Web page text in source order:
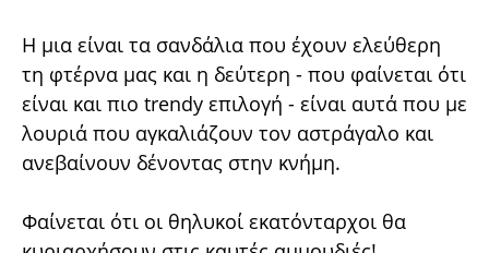
Η μια είναι τα σανδάλια που έχουν ελεύθερη
τη φτέρνα μας και η δεύτερη - που φαίνεται ότι
είναι και πιο trendy επιλογή - είναι αυτά που με
λουριά που αγκαλιάζουν τον αστράγαλο και
ανεβαίνουν δένοντας στην κνήμη.
Φαίνεται ότι οι θηλυκοί εκατόνταρχοι θα